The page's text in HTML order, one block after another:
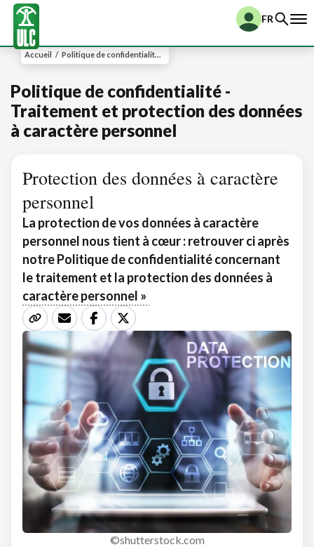
FR
Accueil / Politique de confidentialité -Traitement et protection des données à caractère personnel
Politique de confidentialité -
Traitement et protection des données
à caractère personnel
Protection des données à caractère
personnel
La protection de vos données à caractère
personnel nous tient à cœur : retrouver ci après
notre Politique de confidentialité concernant
le traitement et la protection des données à
caractère personnel »
©shutterstock.com